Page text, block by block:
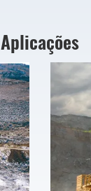
Aplicações